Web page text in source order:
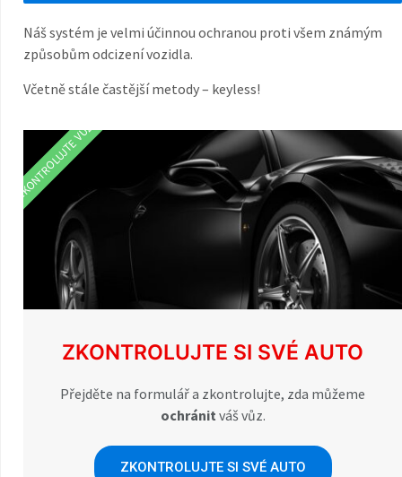
Náš systém je velmi účinnou ochranou proti všem známým
způsobům odcizení vozidla.
Včetně stále častější metody – keyless!
ZKONTROLUJTE SI SVÉ AUTO
Přejděte na formulář a zkontrolujte, zda můžeme
ochránit váš vůz.
ZKONTROLUJTE SI SVÉ AUTO
ZKONTROLUJTE VŮZ